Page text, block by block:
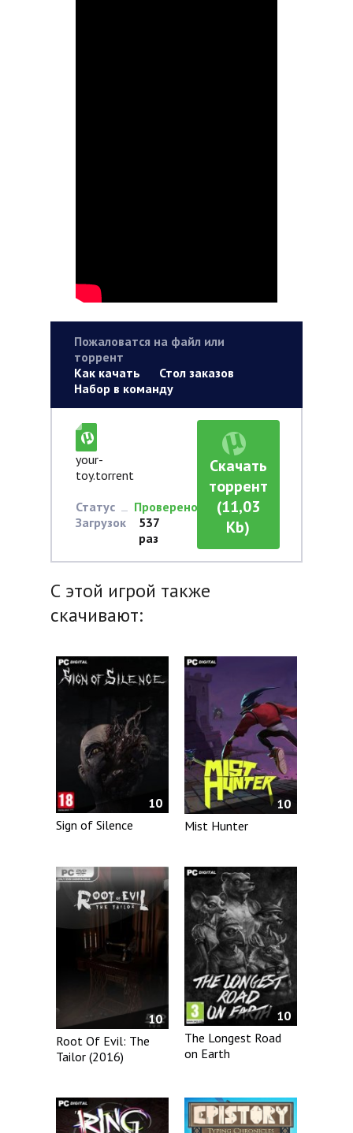
Пожаловатся на файл или
торрент
Как качать
Стол заказов
Набор в команду
your-
toy.torrent
Статус
Проверено
Загрузок
537
раз
Скачать
торрент
(11,03
Kb)
С этой игрой также
скачивают:
10
Sign of Silence
10
Mist Hunter
10
Root Of Evil: The
Tailor (2016)
10
The Longest Road
on Earth